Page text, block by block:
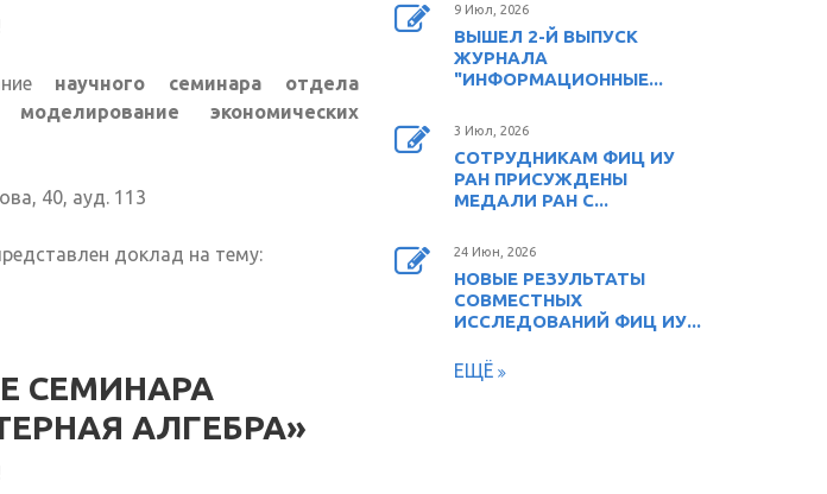
научного семинара отдела
моделирование экономических
40, ауд. 113
доклад на тему:
СЕМИНАРА
АЛГЕБРА»
9 Июл, 2026
ВЫШЕЛ 2-Й ВЫПУСК
ЖУРНАЛА
"ИНФОРМАЦИОННЫЕ...
3 Июл, 2026
СОТРУДНИКАМ ФИЦ ИУ
РАН ПРИСУЖДЕНЫ
МЕДАЛИ РАН С...
24 Июн, 2026
НОВЫЕ РЕЗУЛЬТАТЫ
СОВМЕСТНЫХ
ИССЛЕДОВАНИЙ ФИЦ ИУ...
ЕЩЁ